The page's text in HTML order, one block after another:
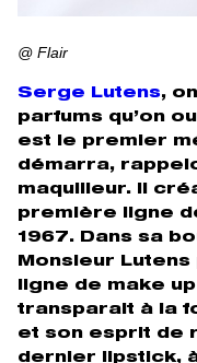
@ Flair
Serge Lutens,
parfums qu’on
est le premier
démarra,
maquilleur. Il
première ligne
1967. Dans sa
Monsieur Lutens
ligne de make
transparait à la
et son esprit de
dernier lipstick,